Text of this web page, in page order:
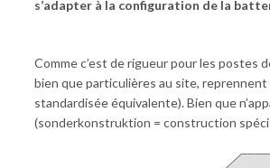
s’adapter à la configuration de la
Comme c’est de rigueur pour les postes
bien que particulières au site,
standardisée équivalente). Bien que
(sonderkonstruktion = construction